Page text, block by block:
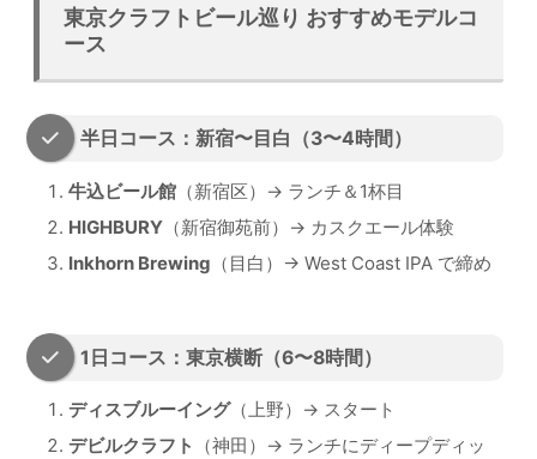
東京クラフトビール巡り おすすめモデルコ
ース
半日コース：新宿〜目白（3〜4時間）
牛込ビール館 （新宿区）→ ランチ＆1杯目
HIGHBURY （新宿御苑前）→ カスクエール体験
Inkhorn Brewing （目白）→ West Coast IPA で締め
1日コース：東京横断（6〜8時間）
ディスブルーイング（上野）→ スタート
デビルクラフト
（神田）→ ランチにディープディッ